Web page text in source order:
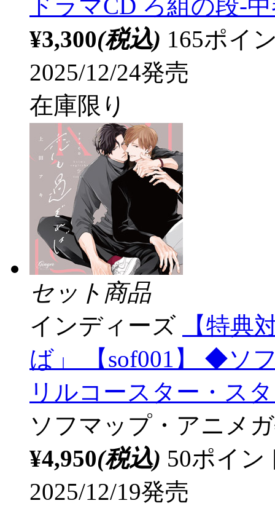
ドラマCD ろ組の段-
¥3,300(税込) 165ポイ
2025/12/24発売
在庫限り
セット商品
インディーズ
【特典
ば」 【sof001】 ◆ソ
リルコースター・ス
ソフマップ・アニメ
¥4,950(税込) 50ポイ
2025/12/19発売